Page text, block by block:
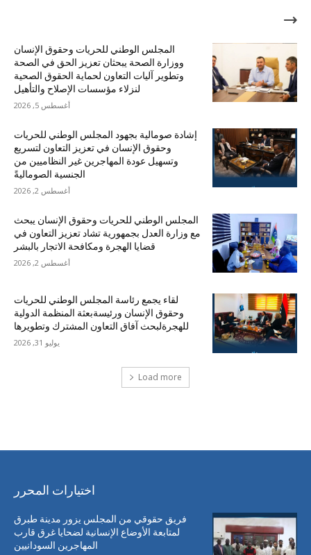
الأكثر شهرة
المجلس الوطني للحريات وحقوق الإنسان
ووزارة الصحة يبحثان تعزيز الحق في الصحة
وتطوير آليات التعاون لحماية الحقوق الصحية
لنزلاء مؤسسات الإصلاح والتأهيل
أغسطس 5, 2026
إشادة صومالية بجهود المجلس الوطني للحريات
وحقوق الإنسان في تعزيز التعاون لتسريع
وتسهيل عودة المهاجرين غير النظاميين من
الجنسية الصوماليةً
أغسطس 2, 2026
المجلس الوطني للحريات وحقوق الإنسان يبحث
مع وزارة العدل بجمهورية تشاد تعزيز التعاون في
قضايا الهجرة ومكافحة الاتجار بالبشر
أغسطس 2, 2026
لقاء يجمع رئاسة المجلس الوطني للحريات
وحقوق الإنسان ورئيسةبعثة المنظمة الدولية
للهجرةلبحث آفاق التعاون المشترك وتطويرها
يوليو 31, 2026
Load more
اختيارات المحرر
فريق حقوقي من المجلس يزور مدينة طبرق
لمتابعة الأوضاع الإنسانية لضحايا غرق قارب
المهاجرين السودانيين